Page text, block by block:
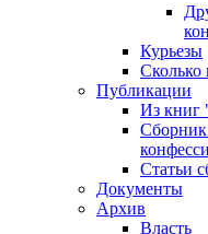
Курьезы
Публикации
Из книг
Сборник
Статьи
Документы
Архив
Власть